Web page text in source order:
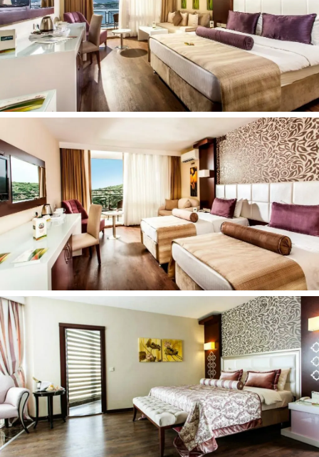
Skėčiai nuo saulės
2 baseinai (viduje ir lauke)
Parduotuvėlė (vietoje)
Bendra poilsio / televizijos salė
Automobilių nuoma
Kirpykla / grožio salonas
Numeriai ir paslaugos svečiams su negalia
Pervežimas iš / į oro uostą (už papildomą mokestį)
Lyginimo paslaugos
(už papildomą mokestį)
Konferencijų ir banketų salė(už papildomą mokestį)
Hamamas(už papildomą mokestį)
Masažas(už papildomą mokestį)
SPA ir sveikatingumo centras(už papildomą mokestį)
Sauna(už papildomą mokestį)
Restoranai: 6 (iš jų a la carte restoranai: 2)
Pramogos ir sportas:
Baseinas
SPA / sveikatinimo paketai
SPA paslaugos
Paplūdimys
Teniso įranga
Vakaro pramogos
Pramogas organizuojantys darbuotojai
Plaukimas kanojomis
Smiginis
Stalo tenisas
Teniso kortai
Vandens sporto įranga (vietoje) (už papildomą mokestį)
Naktinis klubas / DJ (už papildomą mokestį)